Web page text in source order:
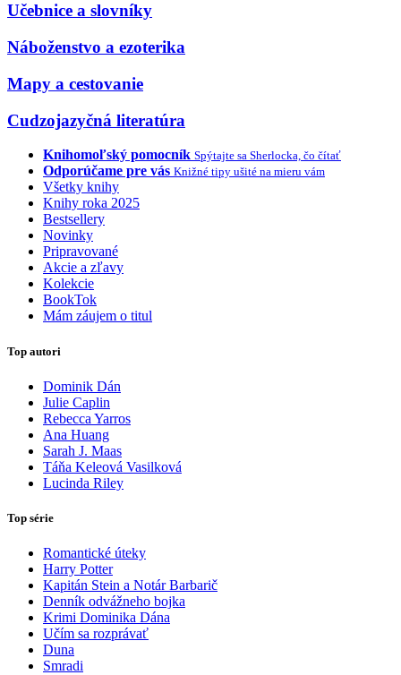
Učebnice a slovníky
Náboženstvo a ezoterika
Mapy a cestovanie
Cudzojazyčná literatúra
Knihomoľský pomocník Spýtajte sa Sherlocka, čo čítať
Odporúčame pre vás Knižné tipy ušité na mieru vám
Všetky knihy
Knihy roka 2025
Bestsellery
Novinky
Pripravované
Akcie a zľavy
Kolekcie
BookTok
Mám záujem o titul
Top autori
Dominik Dán
Julie Caplin
Rebecca Yarros
Ana Huang
Sarah J. Maas
Táňa Keleová Vasilková
Lucinda Riley
Top série
Romantické úteky
Harry Potter
Kapitán Stein a Notár Barbarič
Denník odvážneho bojka
Krimi Dominika Dána
Učím sa rozprávať
Duna
Smradi